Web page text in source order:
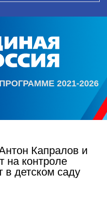
2021-2026
Капралов и
на контроле
в детском саду